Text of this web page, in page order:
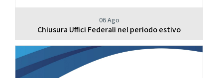
06 Ago
Chiusura Uffici Federali nel periodo estivo